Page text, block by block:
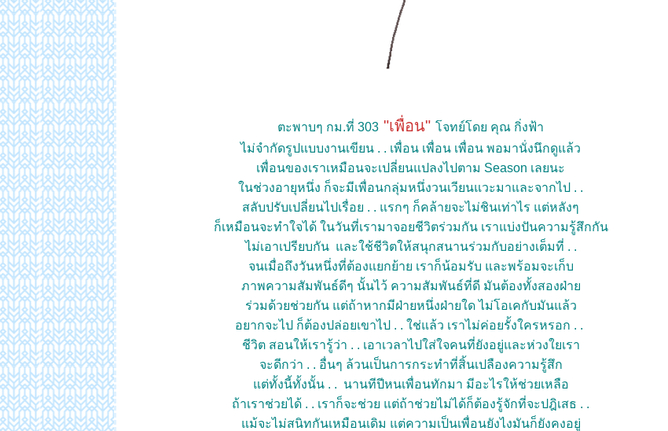
ตะพาบๆ กม.ที่ 303 "เพื่อน" จทย์โดย คุณ กิ่งฟ้า
ไม่จำกัดรูปแบบงานเขียน . . เพื่อน เพื่อน เพื่อน พอมานั่งนึกดูแล้ว
เพื่อนของเราเหมือนจะเปลี่ยนแปลงไปตาม Season เลยนะ
นช่วงอายุหนึ่ง ก็จะมีเพื่อนกลุ่มหนึ่งวนเวียนแวะมาและจากไป . .
สลับปรับเปลี่ยนไปเรื่อย . . แรกๆ ก็คล้ายจะไม่ชินเท่าไร แต่หลังๆ
ก็เหมือนจะทำใจได้ ในวันที่เรามาจอยชีวิตร่วมกัน เราแบ่งปันความรู้สึกกัน
ไม่เอาเปรียบกัน และใช้ชีวิตให้สนุกสนานร่วมกับอย่างเต็มที่ . .
จนเมื่อถึงวันหนึ่งที่ต้องแยกย้าย เราก็น้อมรับ และพร้อมจะเก็บ
ภาพความสัมพันธ์ดีๆ นั้นไว้ ความสัมพันธ์ที่ดี มันต้องทั้งสองฝ่า
ร่วมด้วยช่วยกัน แต่ถ้าหากมีฝ่ายหนึ่งฝ่ายใด ไม่โอเคกับมันแล้ว
อยากจะไป ก็ต้องปล่อยเขาไป . . ใช่แล้ว เราไม่ค่อยรั้งใครหรอก . .
ชีวิต สอนให้เรารู้ว่า . . เอาเวลาไปใส่ใจคนที่ยังอยู่และห่วงใยเรา
จะดีกว่า . . อื่นๆ ล้วนเป็นการกระทำที่สิ้นเปลืองความรู้สึก
ต่ทั้งนี้ทั้งนั้น . . นานทีปีหนเพื่อนทักมา มีอะไรให้ช่วยเหลือ
ถ้าเราช่วยได้ . . เราก็จะช่วย แต่ถ้าช่วยไม่ได้ก็ต้องรู้จักที่จะปฎิเสธ . .
ม้จะไม่สนิทกันเหมือนเดิม แต่ความเป็นเพื่อนยังไงมันก็ยังคงอยู่